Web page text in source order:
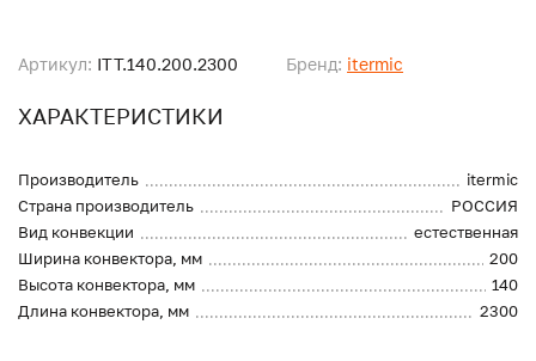
Артикул: ITT.140.200.2300 Бренд: itermic
ХАРАКТЕРИСТИКИ
Производитель
itermic
Страна производитель
РОССИЯ
Вид конвекции
естественная
Ширина конвектора, мм
200
Высота конвектора, мм
140
Длина конвектора, мм
2300